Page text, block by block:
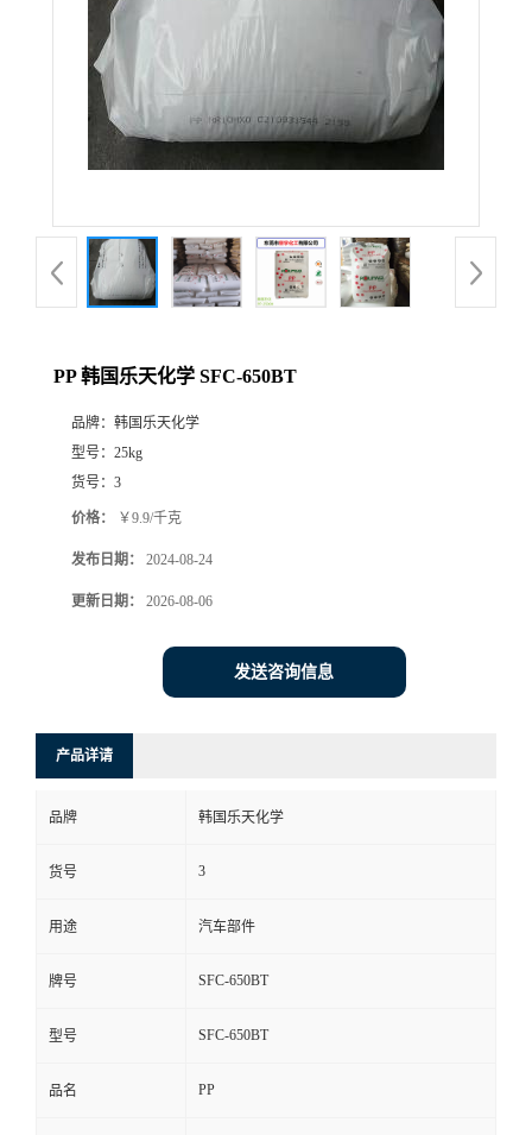
PP 韩国乐天化学 SFC-650BT
品牌： 韩国乐天化学
型号： 25kg
货号： 3
价格： ￥9.9/千克
发布日期： 2024-08-24
更新日期： 2026-08-06
发送咨询信息
产品详请
品牌 韩国乐天化学
货号 3
用途 汽车部件
牌号 SFC-650BT
型号 SFC-650BT
品名 PP